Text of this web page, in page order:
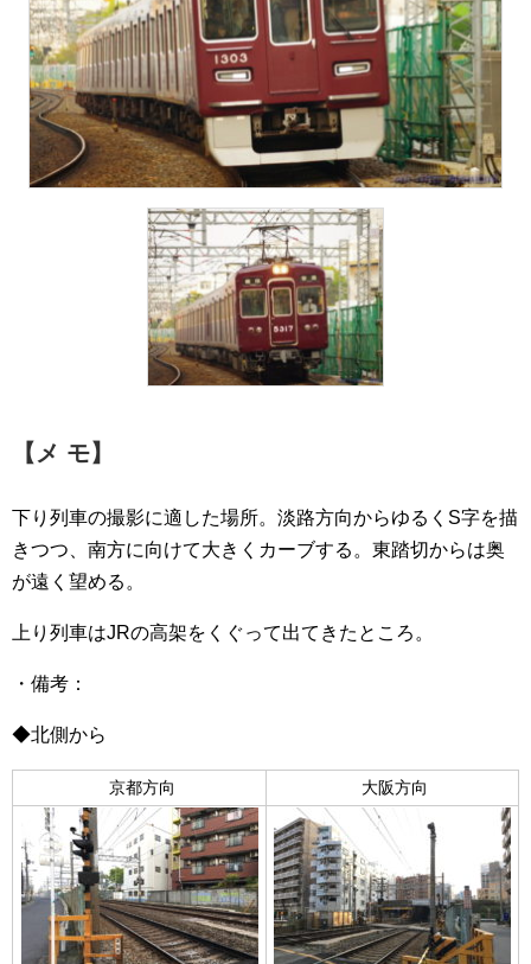
【メ モ】
下り列車の撮影に適した場所。淡路方向からゆるくS字を描
きつつ、南方に向けて大きくカーブする。東踏切からは奥
が遠く望める。
上り列車はJRの高架をくぐって出てきたところ。
・備考：
◆北側から
京都方向 大阪方向